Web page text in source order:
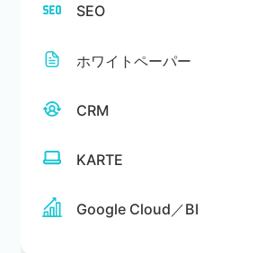
SEO
ホワイトペーパー
CRM
KARTE
Google Cloud／BI